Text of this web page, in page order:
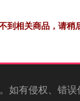
到相关商品，请稍
如有侵权、错